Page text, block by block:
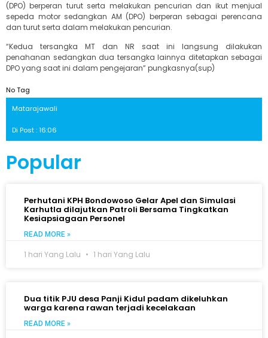
(DPO) berperan turut serta melakukan pencurian dan ikut menjual
sepeda motor sedangkan AM (DPO) berperan sebagai perencana
dan turut serta dalam melakukan pencurian.
“Kedua tersangka MT dan NR saat ini langsung dilakukan
penahanan sedangkan dua tersangka lainnya ditetapkan sebagai
DPO yang saat ini dalam pengejaran” pungkasnya(sup)
No Tag
Matarajawali
Di Post : 16:06
Popular
Perhutani KPH Bondowoso Gelar Apel dan Simulasi
Karhutla dilajutkan Patroli Bersama Tingkatkan
Kesiapsiagaan Personel
READ MORE »
1 hari Yang Lalu 1 hari Yang Lalu
Dua titik PJU desa Panji Kidul padam dikeluhkan
warga karena rawan terjadi kecelakaan
READ MORE »